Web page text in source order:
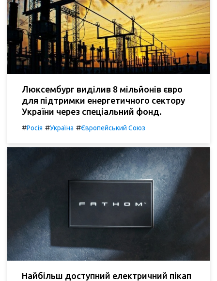
Люксембург виділив 8 мільйонів євро
для підтримки енергетичного сектору
України через спеціальний фонд.
#Росія #Україна #Європейський Союз
Найбільш доступний електричний пікап